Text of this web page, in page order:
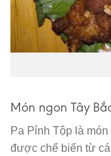
Món ngon Tây
Pa Pỉnh Tộp là
được chế biến từ